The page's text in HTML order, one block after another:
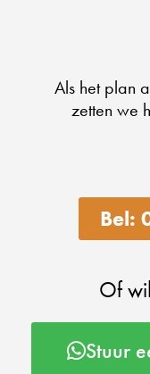
Als het plan
zetten we
Bel:
Of
Stuur